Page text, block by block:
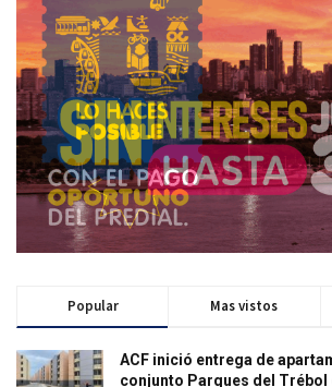
Popular Mas vistos
ACF inició entrega de
conjunto Parques del Trébol